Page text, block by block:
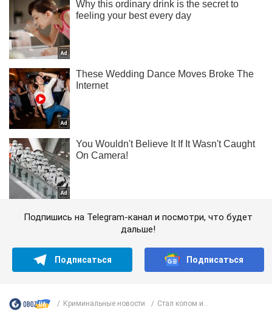
Подпишись на Telegram-канал и посмотри, что будет
дальше!
Подписаться Подписаться
Криминальные новости Стал копом и...